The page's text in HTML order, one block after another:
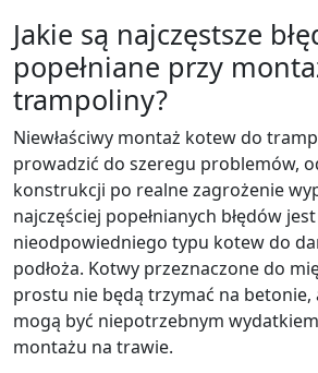
Jakie są najczęstsze
popełniane przy
trampoliny?
Niewłaściwy montaż kotew do
prowadzić do szeregu problemów,
konstrukcji po realne zagrożenie
najczęściej popełnianych błędów
nieodpowiedniego typu kotew do
podłoża. Kotwy przeznaczone do
prostu nie będą trzymać na
mogą być niepotrzebnym
montażu na trawie.